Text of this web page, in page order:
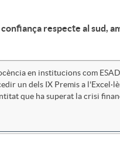
respecte al sud,
en institucions com
un dels IX Premis a
que ha superat la crisi